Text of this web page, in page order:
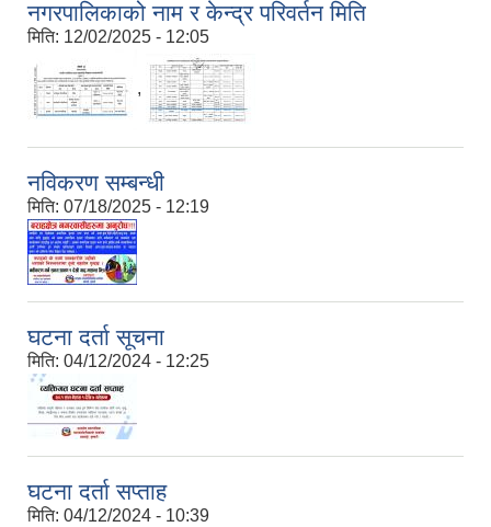
नगरपालिकाको नाम र केन्द्र परिवर्तन मिति
मिति: 12/02/2025 - 12:05
,
नविकरण सम्बन्धी
मिति: 07/18/2025 - 12:19
घटना दर्ता सूचना
मिति: 04/12/2024 - 12:25
घटना दर्ता सप्ताह
मिति: 04/12/2024 - 10:39